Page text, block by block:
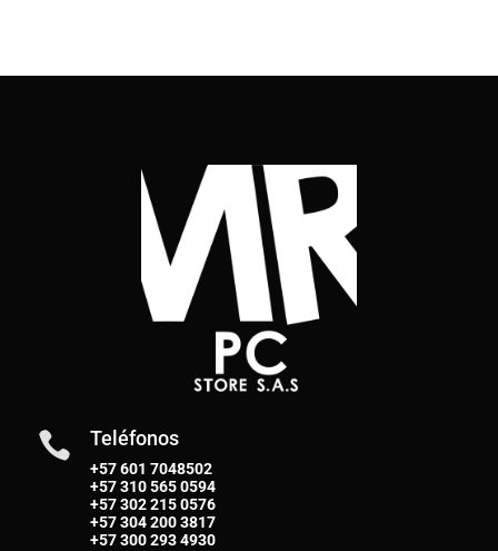
 Teléfonos
+57 601 7048502
+57310 565 0594
+57302 215 0576
+57304 200 3817
+57300 293 4930